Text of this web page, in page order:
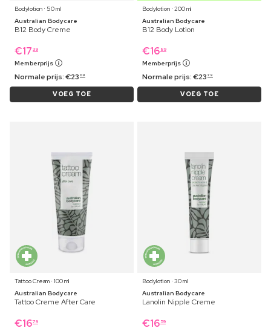
Bodylotion ⋅ 50 ml
Australian Bodycare
B12 Body Creme
€17 39
Memberprijs
Normale prijs:€23 09
VOEG TOE
Bodylotion ⋅ 200 ml
Australian Bodycare
B12 Body Lotion
€16 89
Memberprijs
Normale prijs:€23 79
VOEG TOE
Tattoo Cream ⋅ 100 ml
Australian Bodycare
Tattoo Creme After Care
€1679
Bodylotion ⋅ 30 ml
Australian Bodycare
Lanolin Nipple Creme
€16 59